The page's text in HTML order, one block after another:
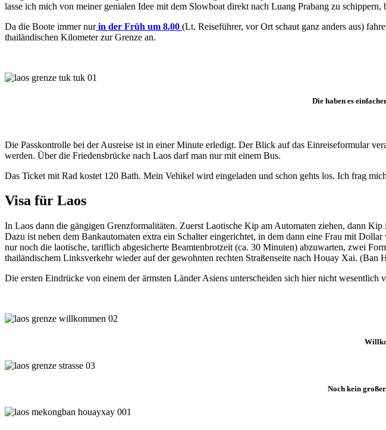
lasse ich mich von meiner genialen Idee mit dem Slowboat direkt nach Luang Prabang zu schippern,
Da die Boote immer nur in der Früh um 8.00 (Lt. Reiseführer, vor Ort schaut ganz anders aus)
thailändischen Kilometer zur Grenze an.
Die haben es
Die Passkontrolle bei der Ausreise ist in einer Minute erledigt. Der Blick auf das Einreiseformular
werden. Über die Friedensbrücke nach Laos darf man nur mit einem Bus.
Das Ticket mit Rad kostet 120 Bath. Mein Vehikel wird eingeladen und schon gehts los. Ich frag
Visa für Laos
In Laos dann die gängigen Grenzformalitäten. Zuerst Laotische Kip am Automaten ziehen, dann
Dazu ist neben dem Bankautomaten extra ein Schalter eingerichtet, in dem dann eine Frau mit
nur noch die laotische, tariflich abgesicherte Beamtenbrotzeit (ca. 30 Minuten) abzuwarten, zwei
thailändischem Linksverkehr wieder auf der gewohnten rechten Straßenseite nach Houay Xai. (Ban
Die ersten Eindrücke von einem der ärmsten Länder Asiens unterscheiden sich hier nicht
Noch kein